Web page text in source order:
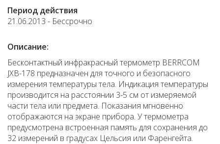
Период действия
21.06.2013 - Бессрочно
Описание:
Бесконтактный инфракрасный термометр BERRCOM
JXB-178 предназначен для точного и безопасного
измерения температуры тела. Индикация температуры
производится на расстоянии 3-5 см от измеряемой
части тела или предмета. Показания мгновенно
отображаются на экране прибора. У термометра
предусмотрена встроенная память для сохранения до
32 измерений в градусах Цельсия или Фаренгейта.